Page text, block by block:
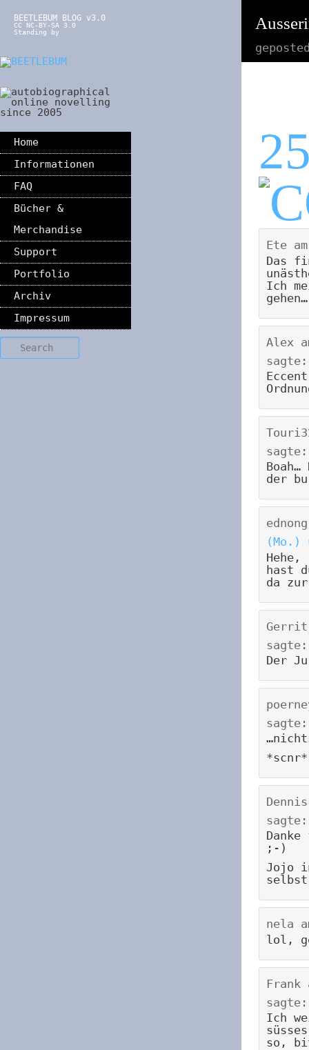
BEETLEBUM BLOG v3.0
CC NC-BY-SA 3.0
Standing by
Home
Informationen
FAQ
Bücher &
Merchandise
Support
Portfolio
Archiv
Impressum
Search
Ete
Das
Ich
gehen…
Alex
sagte:
sagte:
der
(Mo.)
Hehe,
hast
da
Gerrit
sagte:
Der
sagte:
Dennis
sagte:
;-)
Jojo
nela
lol,
Frank
sagte:
Ich
so,